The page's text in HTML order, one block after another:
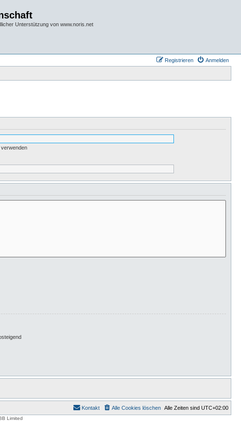
Unterstützung von www.noris.net
Anmelden
Registrieren
Alle Zeiten sind UTC+02:00
Alle Cookies löschen
Kontakt
Limited